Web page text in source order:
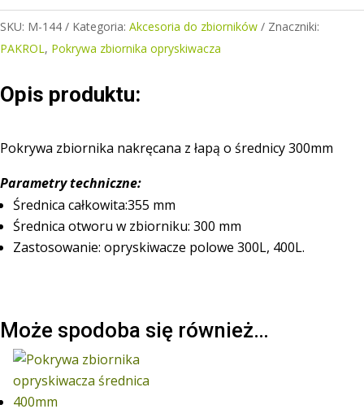
opryskiwacza
SKU: M-144 Kategoria: Akcesoria do zbiorników
Znaczniki:
PAKROL, Pokrywa zbiornika opryskiwacza
Opis produktu:
Pokrywa zbiornika nakręcana z łapą o średnicy 300mm
Parametry techniczne:
Średnica całkowita:355 mm
Średnica otworu w zbiorniku: 300 mm
Zastosowanie: opryskiwacze polowe 300L, 400L.
Może spodoba się również…